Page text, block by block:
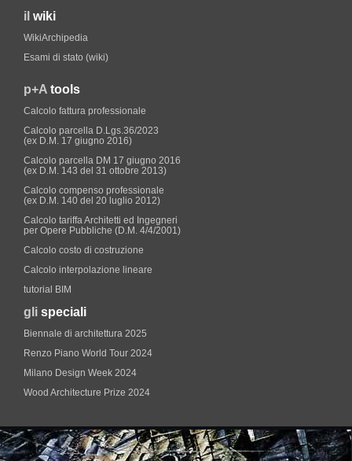
il wiki
WikiArchipedia
Esami di stato (wiki)
p+A tools
Calcolo fattura professionale
Calcolo parcella D.Lgs.36/2023
(ex D.M. 17 giugno 2016)
Calcolo parcella DM 17 giugno 2016
(ex D.M. 143 del 31 ottobre 2013)
Calcolo compenso professionale
(ex D.M. 140 del 20 luglio 2012)
Calcolo tariffa Architetti ed Ingegneri
per Opere Pubbliche (D.M. 4/4/2001)
Calcolo costo di costruzione
Calcolo interpolazione lineare
tutorial BIM
gli speciali
Biennale di architettura 2025
Renzo Piano World Tour 2024
Milano Design Week 2024
Wood Architecture Prize 2024